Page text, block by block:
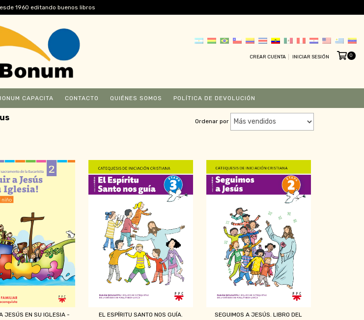
1960 editando buenos libros
CREAR CUENTA INICIAR SESIÓN 0
CAPACITA CONTACTO QUIÉNES SOMOS POLÍTICA DE DEVOLUCIÓN
Ordenar por
JESÚS EN SU IGLESIA -
EL ESPÍRITU SANTO NOS GUÍA.
SEGUIMOS A JESÚS. LIBRO DEL